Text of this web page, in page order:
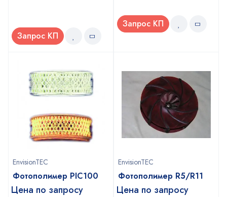
Запрос КП
Запрос КП
EnvisionTEC
Фотополимер PIC100
Цена по запросу
EnvisionTEC
Фотополимер R5/R11
Цена по запросу